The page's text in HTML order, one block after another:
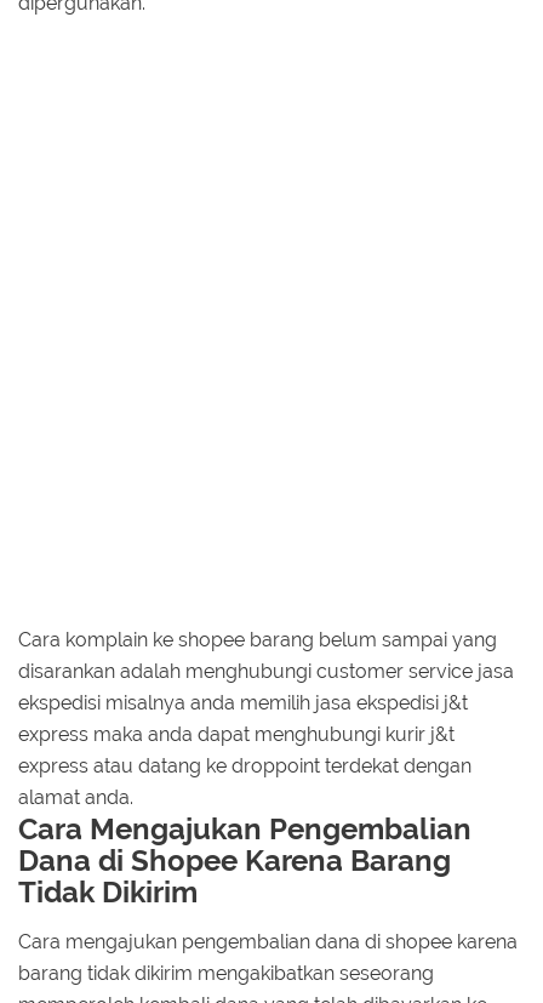
Cara komplain ke shopee barang belum sampai yang
disarankan adalah menghubungi customer service jasa
ekspedisi misalnya anda memilih jasa ekspedisi j&t
express maka anda dapat menghubungi kurir j&t
express atau datang ke droppoint terdekat dengan
alamat anda.
Cara Mengajukan Pengembalian
Dana di Shopee Karena Barang
Tidak Dikirim
Cara mengajukan pengembalian dana di shopee karena
barang tidak dikirim mengakibatkan seseorang